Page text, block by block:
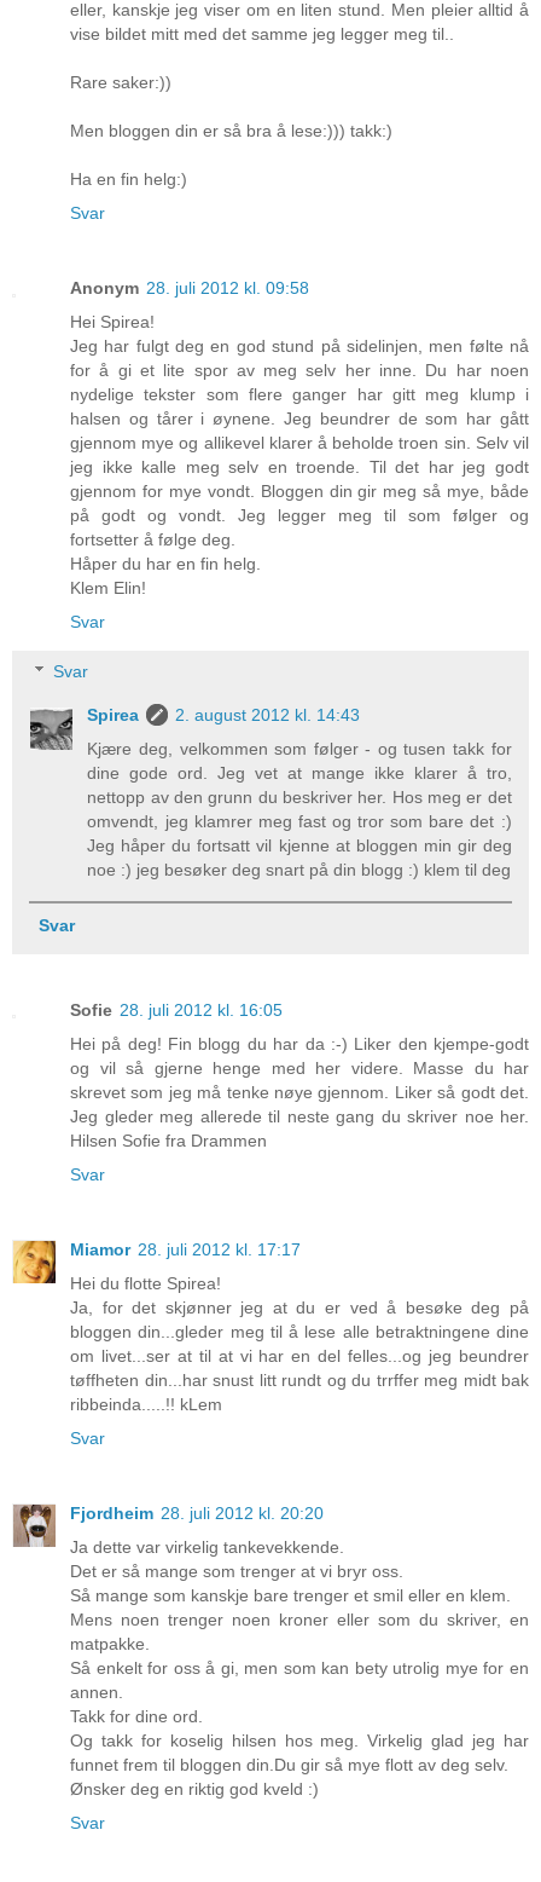
eller, kanskje jeg viser om en liten stund. Men pleier alltid å
vise bildet mitt med det samme jeg legger meg til..
Rare saker:))
Men bloggen din er så bra å lese:))) takk:)
Ha en fin helg:)
Svar
Anonym 28. juli 2012 kl. 09:58
Hei Spirea!
Jeg har fulgt deg en god stund på sidelinjen, men følte nå
for å gi et lite spor av meg selv her inne. Du har noen
nydelige tekster som flere ganger har gitt meg klump i
halsen og tårer i øynene. Jeg beundrer de som har gått
gjennom mye og allikevel klarer å beholde troen sin. Selv vil
jeg ikke kalle meg selv en troende. Til det har jeg godt
gjennom for mye vondt. Bloggen din gir meg så mye, både
på godt og vondt. Jeg legger meg til som følger og
fortsetter å følge deg.
Håper du har en fin helg.
Klem Elin!
Svar
Svar
Spirea
2. august 2012 kl. 14:43
Kjære deg, velkommen som følger - og tusen takk for
dine gode ord. Jeg vet at mange ikke klarer å tro,
nettopp av den grunn du beskriver her. Hos meg er det
omvendt, jeg klamrer meg fast og tror som bare det :)
Jeg håper du fortsatt vil kjenne at bloggen min gir deg
noe :) jeg besøker deg snart på din blogg :) klem til deg
Svar
Sofie 28. juli 2012 kl. 16:05
Hei på deg! Fin blogg du har da :-) Liker den kjempe-godt
og vil så gjerne henge med her videre. Masse du har
skrevet som jeg må tenke nøye gjennom. Liker så godt det.
Jeg gleder meg allerede til neste gang du skriver noe her.
Hilsen Sofie fra Drammen
Svar
Miamor 28. juli 2012 kl. 17:17
Hei du flotte Spirea!
Ja, for det skjønner jeg at du er ved å besøke deg på
bloggen din...gleder meg til å lese alle betraktningene dine
om livet...ser at til at vi har en del felles...og jeg beundrer
tøffheten din...har snust litt rundt og du trrffer meg midt bak
ribbeinda.....!! kLem
Svar
Fjordheim 28. juli 2012 kl. 20:20
Ja dette var virkelig tankevekkende.
Det er så mange som trenger at vi bryr oss.
Så mange som kanskje bare trenger et smil eller en klem.
Mens noen trenger noen kroner eller som du skriver, en
matpakke.
Så enkelt for oss å gi, men som kan bety utrolig mye for en
annen.
Takk for dine ord.
Og takk for koselig hilsen hos meg. Virkelig glad jeg har
funnet frem til bloggen din.Du gir så mye flott av deg selv.
Ønsker deg en riktig god kveld :)
Svar